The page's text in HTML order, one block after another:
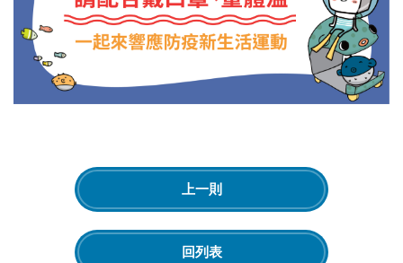
上一則
回列表